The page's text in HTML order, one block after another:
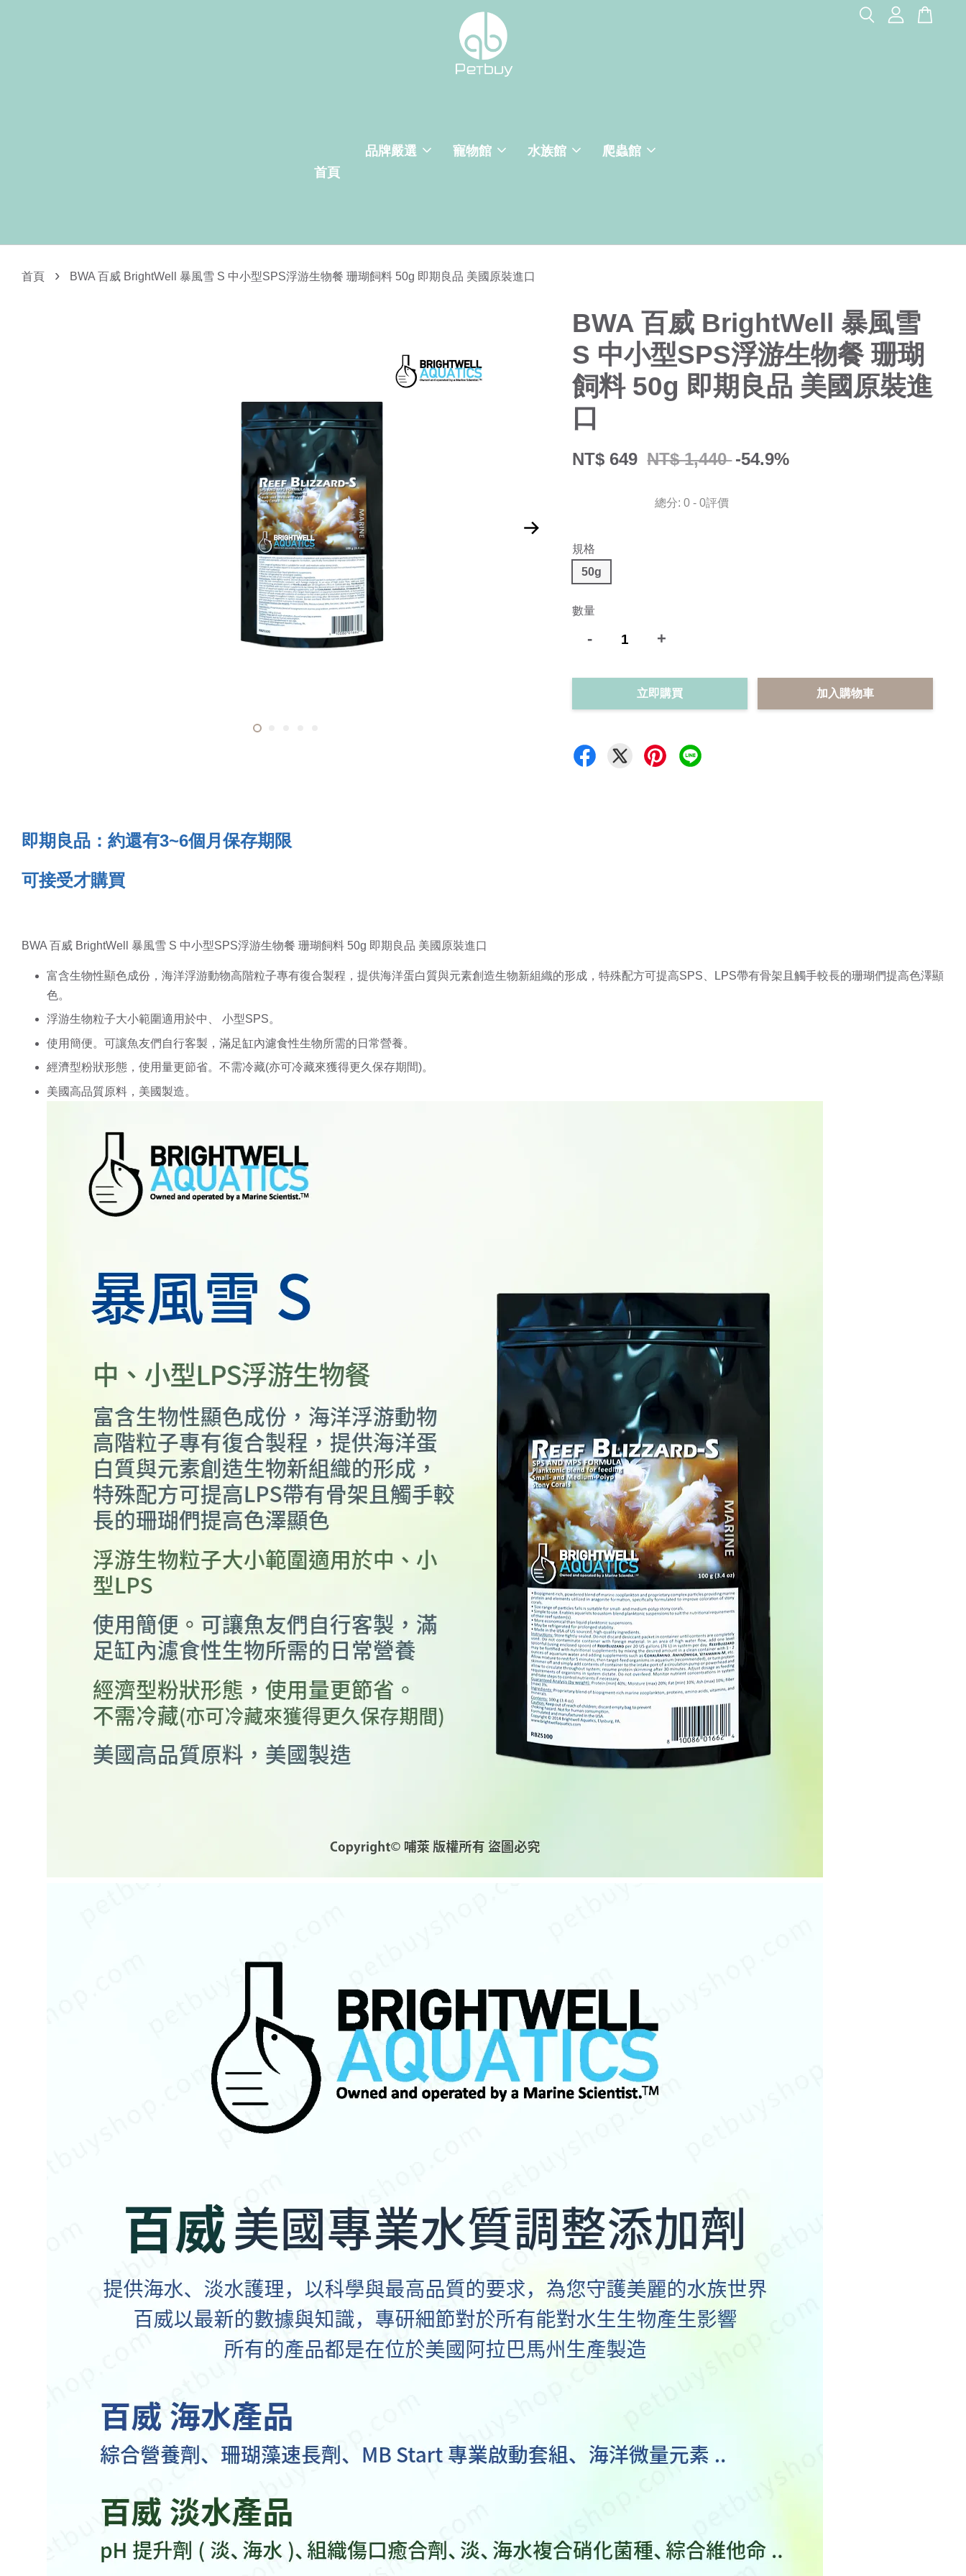
首頁
品牌嚴選 寵物館 水族館 爬蟲館
首頁 › BWA 百威 BrightWell 暴風雪 S 中小型SPS浮游生物餐 珊瑚飼料 50g 即期良品 美國原裝進口
BWA 百威 BrightWell 暴風雪
S 中小型SPS浮游生物餐 珊瑚
飼料 50g 即期良品 美國原裝進
口
NT$ 649 NT$ 1,440 -54.9%
總分:0 -0評價
規格
50g
數量
- +
立即購買 加入購物車
即期良品：約還有3~6個月保存期限
可接受才購買
BWA 百威 BrightWell 暴風雪 S 中小型SPS浮游生物餐 珊瑚飼料 50g 即期良品 美國原裝進口
富含生物性顯色成份，海洋浮游動物高階粒子專有復合製程，提供海洋蛋白質與元素創造生物新組織的形成，特殊配方可提高SPS、LPS帶有骨架且觸手較長的珊瑚們提高色澤顯
色。
浮游生物粒子大小範圍適用於中、 小型SPS。
使用簡便。可讓魚友們自行客製，滿足缸內濾食性生物所需的日常營養。
經濟型粉狀形態，使用量更節省。不需冷藏(亦可冷藏來獲得更久保存期間)。
美國高品質原料，美國製造。